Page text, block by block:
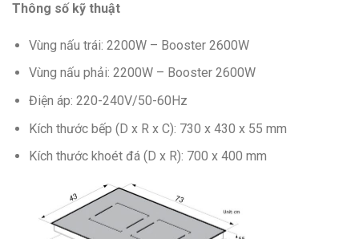
Thông số kỹ thuật
Vùng nấu trái: 2200W – Booster 2600W
Vùng nấu phải: 2200W – Booster 2600W
Điện áp: 220-240V/50-60Hz
Kích thước bếp (D x R x C): 730 x 430 x 55 mm
Kích thước khoét đá (D x R): 700 x 400 mm